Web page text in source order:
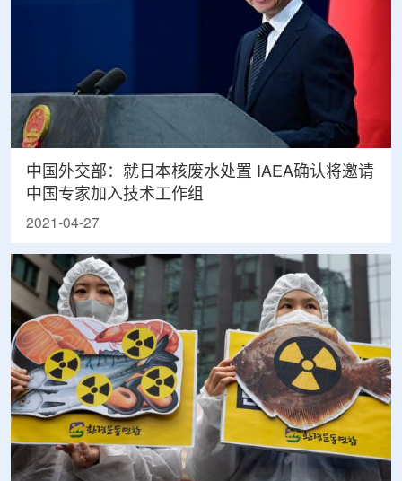
中国外交部：就日本核废水处置 IAEA确认将邀请
中国专家加入技术工作组
2021-04-27